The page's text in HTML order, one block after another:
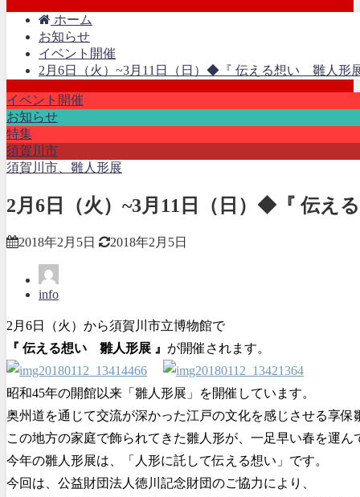
ホーム
お知らせ
イベント開催
2月6日（火）~3月11日（日）◆『 伝える想い 雛人形
イベント開催
お知らせ
特集
須賀川市
須賀川市、雛人形展
2月6日（火）~3月11日（日）◆『 伝え
2018年2月5日 2018年2月5日
info
2月6日（火）から須賀川市立博物館で
『 伝える想い 雛人形展 』 が開催されます。
昭和45年の開館以来「雛人形展」を開催しています。
奥州道を通じて交流が深かった江戸の文化を感じさせる享保
この地方の家庭で飾られてきた雛人形が、一足早い春を運ん
今年の雛人形展は、「人形に託して伝える想い」です。
今回は、公益財団法人徳川記念財団のご協力により、